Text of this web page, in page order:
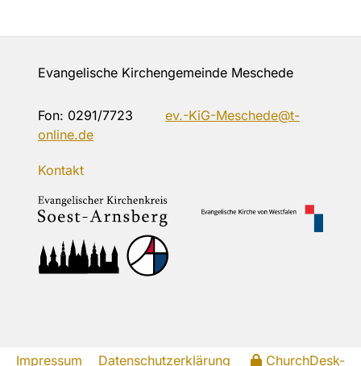
Evangelische Kirchengemeinde Meschede
Fon: 0291/7723
ev.-KiG-Meschede@t-
online.de
Kontakt
Impressum Datenschutzerklärung ChurchDesk-